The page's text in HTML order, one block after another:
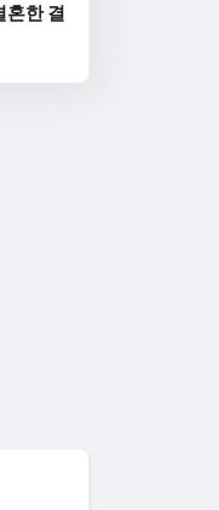
혼한 결